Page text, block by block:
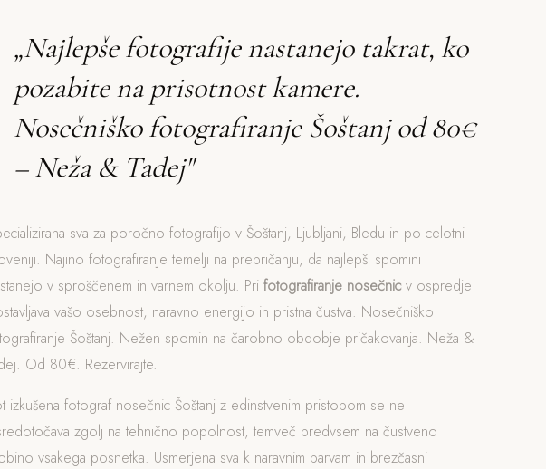
„Najlepše fotografije nastanejo takrat, ko
pozabite na prisotnost kamere.
Nosečniško fotografiranje Šoštanj od 80€
– Neža & Tadej"
sva za poročno fotografijo v Šoštanj, Ljubljani, Bledu in po celotni
Najino fotografiranje temelji na prepričanju, da najlepši spomini
v sproščenem in varnem okolju. Pri fotografiranje nosečnicv ospredje
vašo osebnost, naravno energijo in pristna čustva. Nosečniško
Šoštanj. Nežen spomin na čarobno obdobje pričakovanja. Neža &
Od 80€. Rezervirajte.
izkušena fotograf nosečnic Šoštanj z edinstvenim pristopom se ne
zgolj na tehnično popolnost, temveč predvsem na čustveno
vsakega posnetka. Usmerjena sva k naravnim barvam in brezčasni